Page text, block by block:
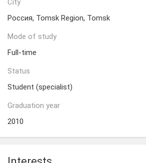
City
Россия, Tomsk Region, Tomsk
Mode of study
Full-time
Status
Student (specialist)
Graduation year
2010